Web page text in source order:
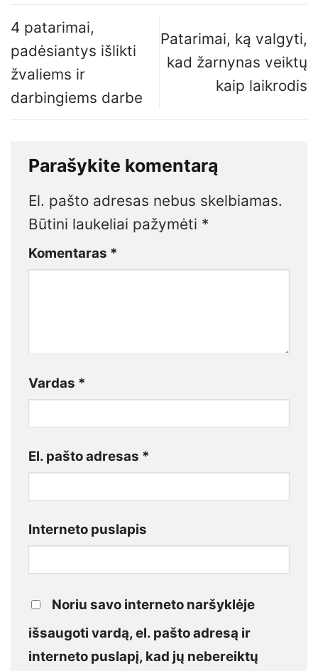
4 patarimai,
padėsiantys išlikti
žvaliems ir
darbingiems darbe
Patarimai, ką valgyti,
kad žarnynas veiktų
kaip laikrodis
Parašykite komentarą
El. pašto adresas nebus skelbiamas.
Būtini laukeliai pažymėti *
Komentaras *
Vardas *
El. pašto adresas *
Interneto puslapis
Noriu savo interneto naršyklėje
išsaugoti vardą, el. pašto adresą ir
interneto puslapį, kad jų nebereiktų